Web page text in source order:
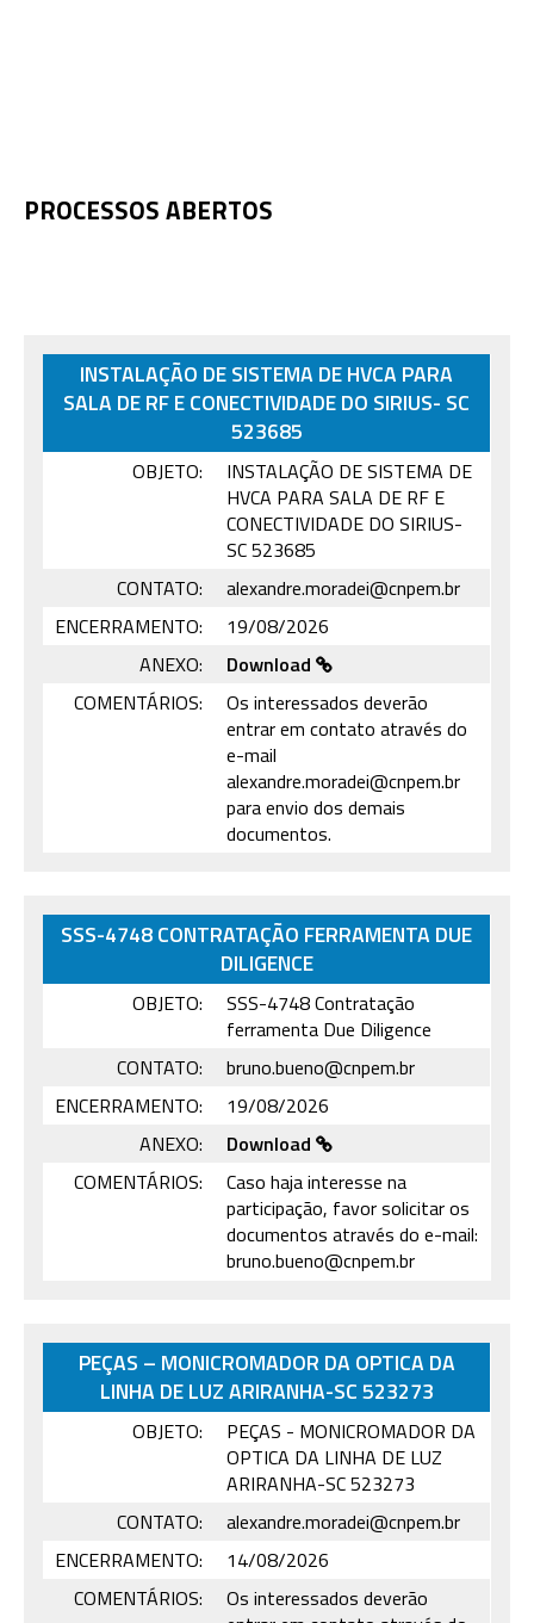
PROCESSOS ABERTOS
INSTALAÇÃO DE SISTEMA DE HVCA PARA
SALA DE RF E CONECTIVIDADE DO SIRIUS- SC
523685
OBJETO:
INSTALAÇÃO DE SISTEMA DE
HVCA PARA SALA DE RF E
CONECTIVIDADE DO SIRIUS-
SC 523685
CONTATO:
alexandre.moradei@cnpem.br
ENCERRAMENTO:
19/08/2026
ANEXO:
Download
COMENTÁRIOS:
Os interessados deverão
entrar em contato através do
e-mail
alexandre.moradei@cnpem.br
para envio dos demais
documentos.
SSS-4748 CONTRATAÇÃO FERRAMENTA DUE
DILIGENCE
OBJETO:
SSS-4748 Contratação
ferramenta Due Diligence
CONTATO:
bruno.bueno@cnpem.br
ENCERRAMENTO:
19/08/2026
ANEXO:
Download
COMENTÁRIOS:
Caso haja interesse na
participação, favor solicitar os
documentos através do e-mail:
bruno.bueno@cnpem.br
PEÇAS – MONICROMADOR DA OPTICA DA
LINHA DE LUZ ARIRANHA-SC 523273
OBJETO:
PEÇAS - MONICROMADOR DA
OPTICA DA LINHA DE LUZ
ARIRANHA-SC 523273
CONTATO:
alexandre.moradei@cnpem.br
ENCERRAMENTO:
14/08/2026
COMENTÁRIOS:
Os interessados deverão